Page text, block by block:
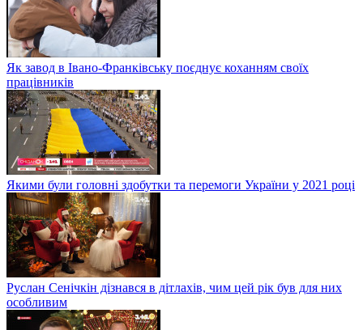
Як завод в Івано-Франківську поєднує коханням своїх
працівників
Якими були головні здобутки та перемоги України у 2021 році
Руслан Сенічкін дізнався в дітлахів, чим цей рік був для них
особливим